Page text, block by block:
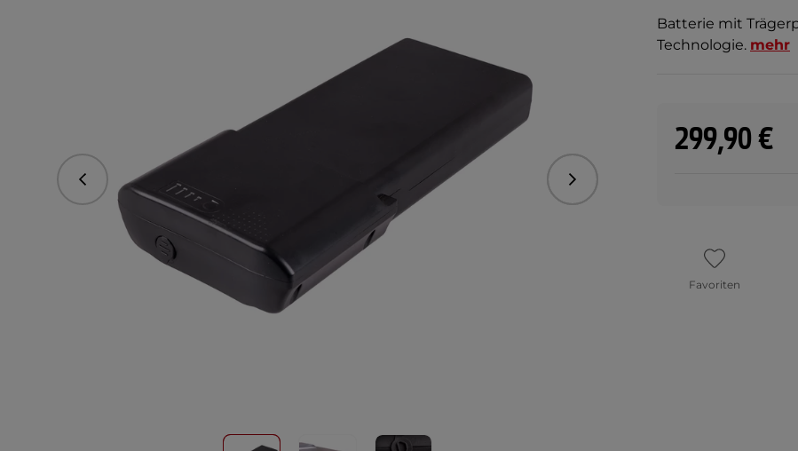
Batterie mit
Technologie. mehr
vorhergehend Folgend
299,90 €
Favoriten